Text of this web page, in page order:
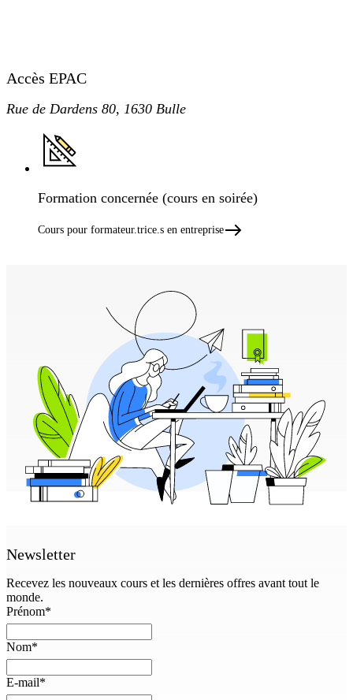
Accès EPAC
Rue de Dardens 80, 1630 Bulle
Formation concernée (cours en soirée)
Cours pour formateur.trice.s en entreprise
Newsletter
Recevez les nouveaux cours et les dernières offres avant tout le
monde.
Prénom*
Nom*
E-mail*